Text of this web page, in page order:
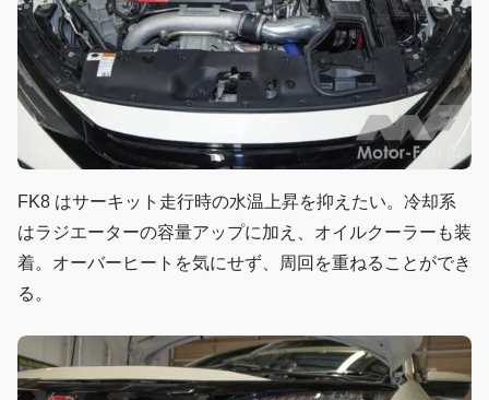
FK8 はサーキット走行時の水温上昇を抑えたい。冷却系
はラジエーターの容量アップに加え、オイルクーラーも装
着。オーバーヒートを気にせず、周回を重ねることができ
る。